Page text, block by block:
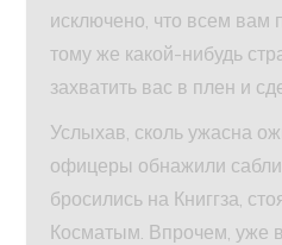
исключено, что всем вам
тому же какой-нибудь
захватить вас в плен и
Услыхав, сколь ужасна
офицеры обнажили
бросились на Книггза,
Косматым. Впрочем, уже